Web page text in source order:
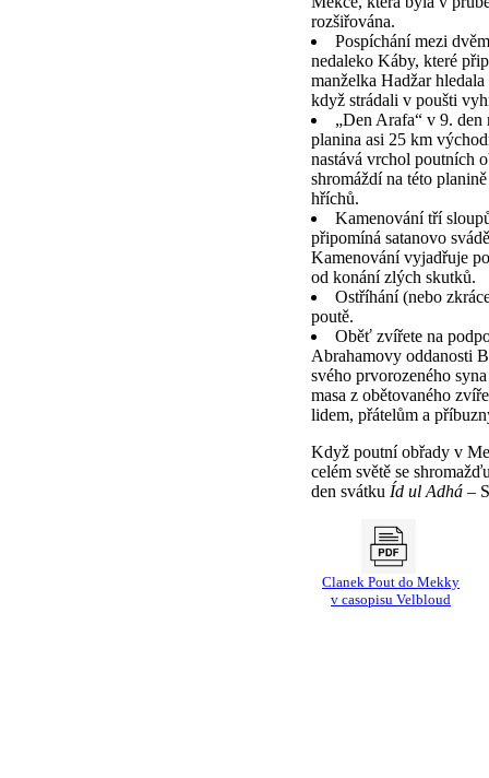
rozšiřována.
Pospíchání mezi
nedaleko Káby, které
manželka Hadžar
když strádali v poušti
„Den Arafa“ v 9. den
planina asi 25 km
nastává vrchol poutních
shromáždí na této
hříchů.
Kamenování tří
připomíná satanovo
Kamenování vyjadřuje
od konání zlých skutků.
Ostříhání (nebo
poutě.
Oběť zvířete na
Abrahamovy oddanosti
svého prvorozeného
masa z obětovaného
lidem, přátelům a
Když poutní obřady v
celém světě se
den svátku Íd ul Adhá–
Clanek Pout do Mekky
v casopisu Velbloud